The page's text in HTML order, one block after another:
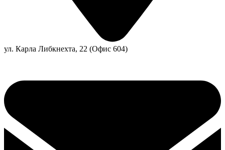
ул. Карла Либкнехта, 22 (Офис 604)